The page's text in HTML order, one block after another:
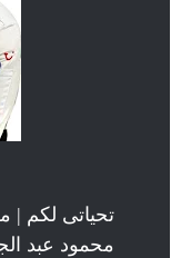
تحياتى لكم
محمود عبد